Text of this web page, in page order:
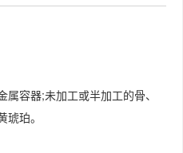
属容器;未加工或半加工的骨、
琥珀。